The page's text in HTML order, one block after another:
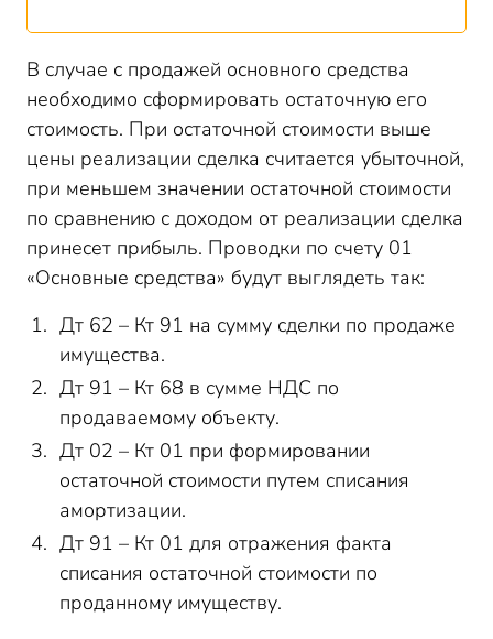
В случае с продажей основного средства
необходимо сформировать остаточную его
стоимость. При остаточной стоимости выше
цены реализации сделка считается убыточной,
при меньшем значении остаточной стоимости
по сравнению с доходом от реализации сделка
принесет прибыль. Проводки по счету 01
«Основные средства» будут выглядеть так:
Дт 62 – Кт 91 на сумму сделки по продаже
имущества.
Дт 91 – Кт 68 в сумме НДС по
продаваемому объекту.
Дт 02 – Кт 01 при формировании
остаточной стоимости путем списания
амортизации.
Дт 91 – Кт 01 для отражения факта
списания остаточной стоимости по
проданному имуществу.